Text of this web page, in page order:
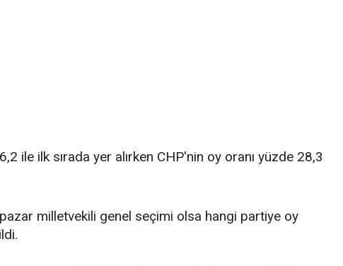
ile ilk sırada yer alırken CHP'nin oy oranı yüzde 28,3
pazar milletvekili genel seçimi olsa hangi partiye oy